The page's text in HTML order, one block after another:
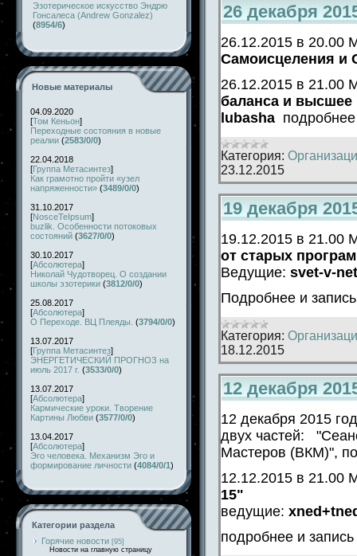
Эзотерическое искусство Эндрю
Гонсалеса (Andrew Gonzalez)
(8954/6)
Новые материалы
04.09.2020
[Том Кеньон]
Переходные состояния в новые
реалии (2583/0/0)
22.04.2018
[Группа Метасинтез]
Как грамотно пройти «узел
напряженности» (3489/0/0)
31.10.2017
[NosceTeIpsum]
buzlik. Особенности потоковых
состояний (3627/0/0)
30.10.2017
[Абсолютера]
Николай Чудотворец. О создании
школы эзотерики (3812/0/0)
25.08.2017
[Абсолютера]
О Переходе. ВЦ Плеяды. (3794/0/0)
13.07.2017
[Группа Метасинтез]
ЭНЕРГЕТИЧЕСКИЙ ПРОГНОЗ на
июль 2017 г. (3533/0/0)
13.07.2017
[Абсолютера]
Кармические уроки. Творение
Картины Любви (3577/0/0)
13.04.2017
[Абсолютера]
Эго человека. Механизм Эго и
формирование личности (4084/0/1)
Категории раздела
Горячие новости [95]
Новости на главную страницу
26 декабря
26.12.2015 в 20.00
Самоисцеления и
26.12.2015 в 21.00
баланса и
lubasha
Категория:
23.12.2015
19 декабря
19.12.2015 в 21.00
от старых
Ведущие: svet-v-
Подробнее и
Категория:
18.12.2015
12 декабря
12 декабря 2015
двух частей:
Мастеров (ВКМ)",
12.12.2015 в 21.00
15"
ведущие:
подробнее и